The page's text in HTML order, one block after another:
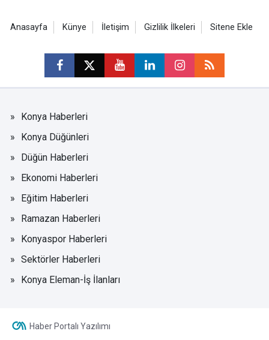
Anasayfa Künye İletişim Gizlilik İlkeleri Sitene Ekle
Konya Haberleri
Konya Düğünleri
Düğün Haberleri
Ekonomi Haberleri
Eğitim Haberleri
Ramazan Haberleri
Konyaspor Haberleri
Sektörler Haberleri
Konya Eleman-İş İlanları
Haber Portalı Yazılımı